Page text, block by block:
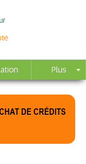
Plus
DE CRÉDITS